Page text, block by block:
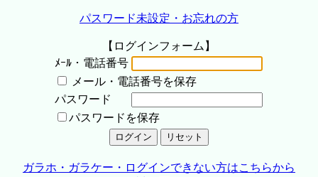
パスワード未設定・お忘れの方
【ログインフォーム】
ﾒｰﾙ・電話番号
メール・電話番号を保存
パスワード
パスワードを保存
ガラホ・ガラケー・ログインできない方はこちらから